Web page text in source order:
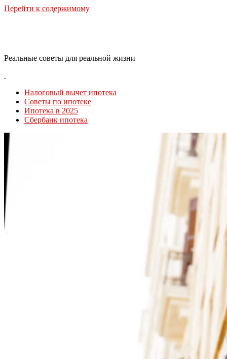
Перейти к содержимому
Реальные советы для реальной жизни
Налоговый вычет ипотека
Советы по ипотеке
Ипотека в 2025
Сбербанк ипотека